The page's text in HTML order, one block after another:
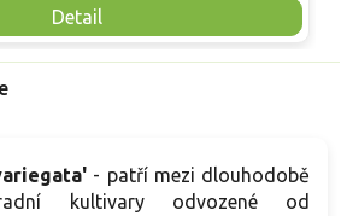
Detail
°C a spolehlivá vitalita z něj dělají
pěstitele.
- patří mezi dlouhodobě
kultivary odvozené od